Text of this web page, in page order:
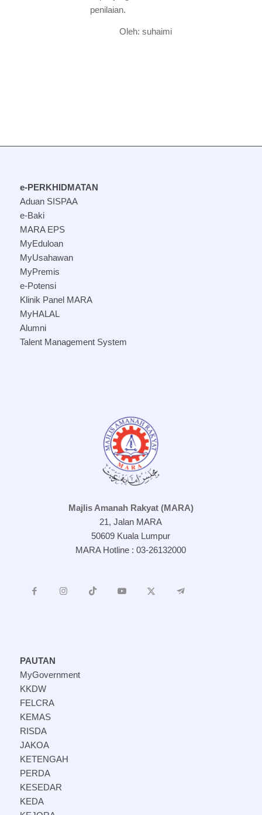
penilaian.
Oleh: suhaimi
e-PERKHIDMATAN
Aduan SISPAA
e-Baki
MARA EPS
MyEduloan
MyUsahawan
MyPremis
e-Potensi
Klinik Panel MARA
MyHALAL
Alumni
Talent Management System
Majlis Amanah Rakyat (MARA)
21, Jalan MARA
50609 Kuala Lumpur
MARA Hotline : 03-26132000
PAUTAN
MyGovernment
KKDW
FELCRA
KEMAS
RISDA
JAKOA
KETENGAH
PERDA
KESEDAR
KEDA